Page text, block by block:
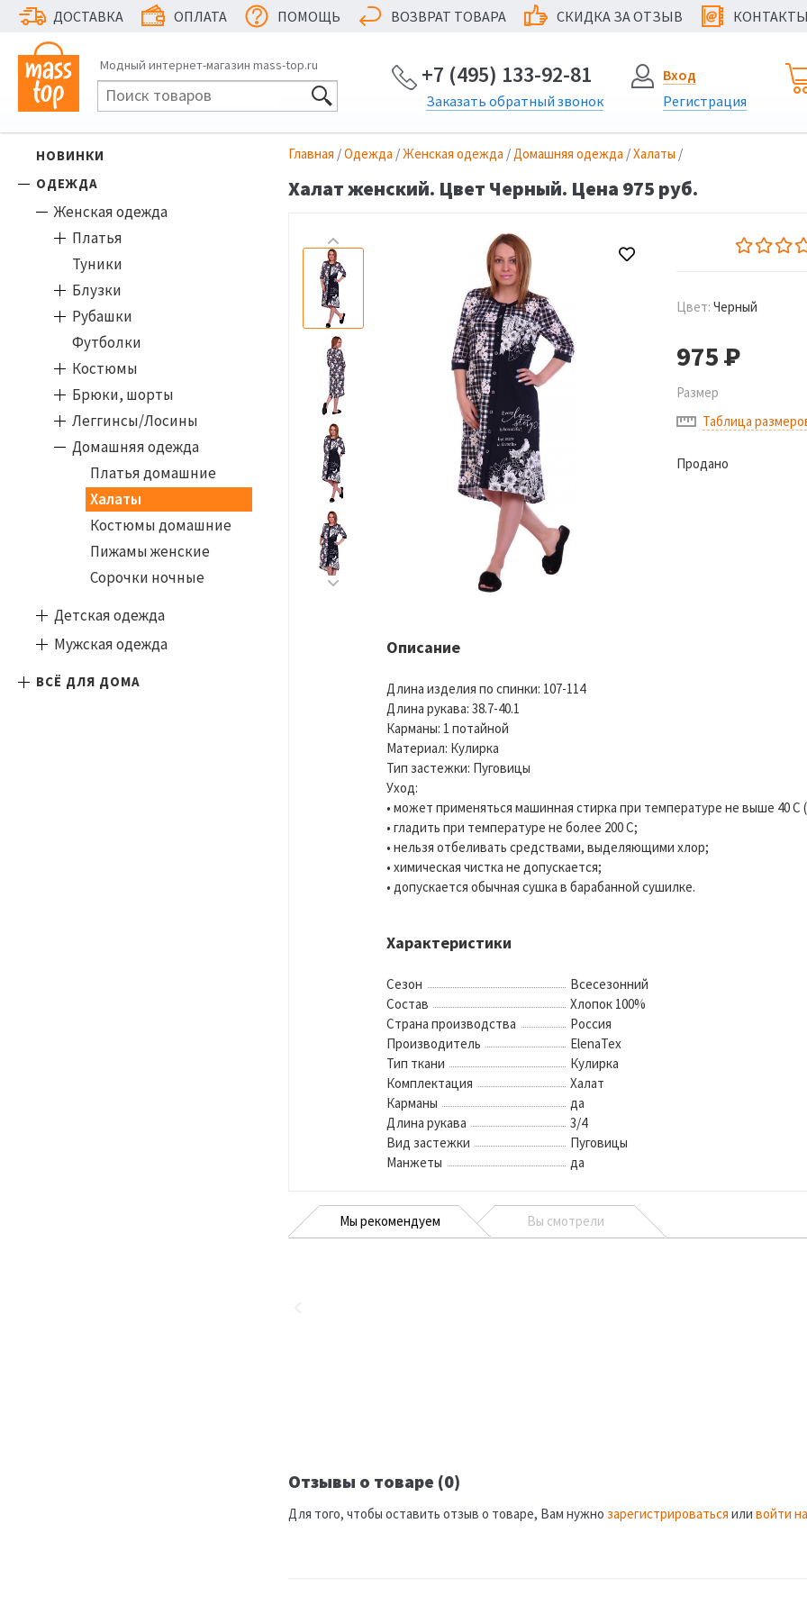
ДОСТАВКА ОПЛАТА ПОМОЩЬ ВОЗВРАТ ТОВАРА СКИДКА ЗА ОТЗЫВ @ КОНТАКТЫ
Модный интернет-магазин mass-top.ru +7 (495) 133-92-81
Заказать обратный звонок
Вход
Регистрация
НОВИНКИ
ОДЕЖДА
Женская одежда
Платья
Туники
Блузки
Рубашки
Футболки
Костюмы
Брюки, шорты
Леггинсы/Лосины
Домашняя одежда
Платья домашние
Халаты
Костюмы домашние
Пижамы женские
Сорочки ночные
Детская одежда
Мужская одежда
ВСЁ ДЛЯ ДОМА
Главная /Одежда /Женская одежда /Домашняя одежда /Халаты /
Халат женский. Цвет Черный. Цена 975 руб.
Цвет: Черный
975Р
Размер
Таблица
Продано
Описание
Длина изделия по спинки: 107-114
Длина рукава: 38.7-40.1
Карманы: 1 потайной
Материал: Кулирка
Тип застежки: Пуговицы
Уход:
• может применяться машинная стирка при температуре не выше 40
• гладить при температуре не более 200 С;
• нельзя отбеливать средствами, выделяющими хлор;
• химическая чистка не допускается;
• допускается обычная сушка в барабанной сушилке.
Характеристики
Сезон
Всесезонний
Состав
Хлопок 100%
Страна производства
Россия
Производитель
ElenaTex
Тип ткани
Кулирка
Комплектация
Халат
Карманы
да
Длина рукава
3/4
Вид застежки
Пуговицы
Манжеты
да
Мы рекомендуем Вы смотрели
Отзывы о товаре (0)
Для того, чтобы оставить отзыв о товаре, Вам нужно зарегистрироваться или войти